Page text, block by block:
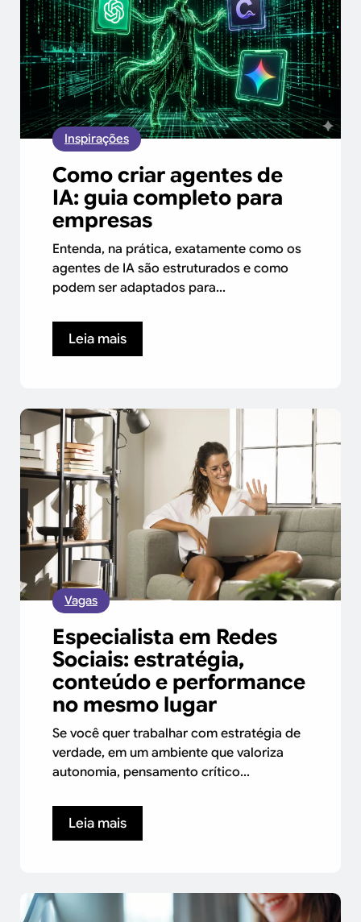
Inspirações
Como criar agentes de
IA: guia completo para
empresas
Entenda, na prática, exatamente como os
agentes de IA são estruturados e como
podem ser adaptados para...
Leia mais
Vagas
Especialista em Redes
Sociais: estratégia,
conteúdo e performance
no mesmo lugar
Se você quer trabalhar com estratégia de
verdade, em um ambiente que valoriza
autonomia, pensamento crítico...
Leia mais